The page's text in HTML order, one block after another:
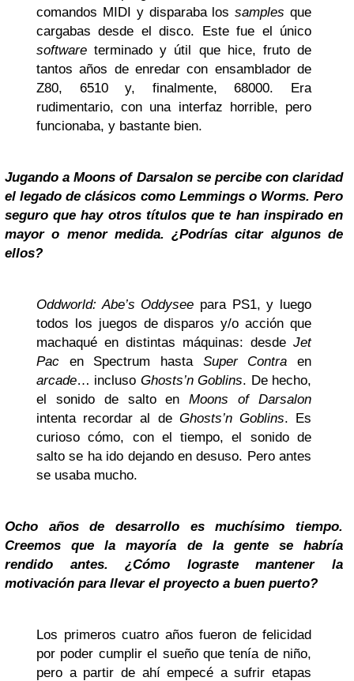
comandos MIDI y disparaba lossamples que
cargabas desde el disco. Este fue el único
software terminado y útil que hice, fruto de
tantos años de enredar con ensamblador de
Z80, 6510 y, finalmente, 68000. Era
rudimentario, con una interfaz horrible, pero
funcionaba, y bastante bien.
Jugando a Moons of Darsalon se percibe con claridad
el legado de clásicos como Lemmings o Worms. Pero
seguro que hay otros títulos que te han inspirado en
mayor o menor medida. ¿Podrías citar algunos de
ellos?
Oddworld: Abe’s Oddysee para PS1, y luego
todos los juegos de disparos y/o acción que
machaqué en distintas máquinas: desde Jet
Pac en Spectrum hasta Super Contra en
arcade… incluso Ghosts’n Goblins. De hecho,
el sonido de salto enMoons of Darsalon
intenta recordar al de Ghosts’n Goblins. Es
curioso cómo, con el tiempo, el sonido de
salto se ha ido dejando en desuso. Pero antes
se usaba mucho.
Ocho años de desarrollo es muchísimo tiempo.
Creemos que la mayoría de la gente se habría
rendido antes. ¿Cómo lograste mantener la
motivación para llevar el proyecto a buen puerto?
Los primeros cuatro años fueron de felicidad
por poder cumplir el sueño que tenía de niño,
pero a partir de ahí empecé a sufrir etapas